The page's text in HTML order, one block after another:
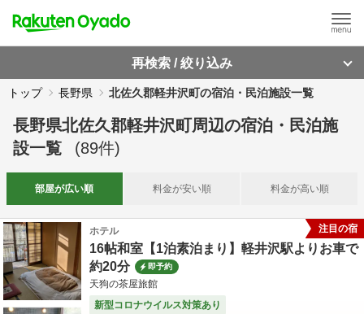
再検索 / 絞り込み
トップ 長野県 北佐久郡軽井沢町の宿泊・民泊施設一覧
長野県北佐久郡軽井沢町周辺の宿泊・民泊施
設一覧
(89件)
部屋が広い順 料金が安い順 料金が高い順
ホテル
16帖和室【1泊素泊まり】軽井沢駅よりお車で
約20分
即予約
天狗の茶屋旅館
新型コロナウイルス対策あり
注目の宿